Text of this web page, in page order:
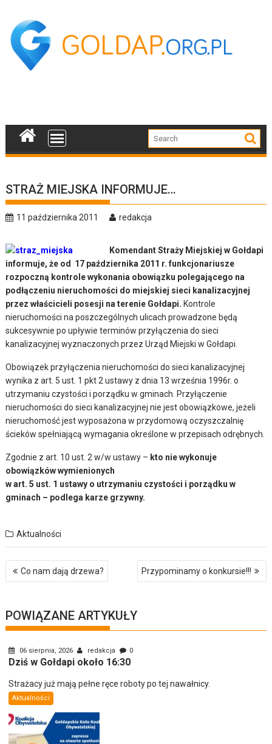
content
STRAŻ MIEJSKA INFORMUJE…
11 października 2011 redakcja
Komendant Straży Miejskiej w Gołdapi
informuje, że od 17 października 2011 r. funkcjonariusze
rozpoczną kontrole wykonania obowiązku polegającego na
podłączeniu nieruchomości do miejskiej sieci kanalizacyjnej
przez właścicieli posesji na terenie Gołdapi.Kontrole
nieruchomości na poszczególnych ulicach prowadzone będą
sukcesywnie po upływie terminów przyłączenia do sieci
kanalizacyjnej wyznaczonych przez Urząd Miejski w Gołdapi.
Obowiązek przyłączenia nieruchomości do sieci kanalizacyjnej
wynika z art. 5 ust. 1 pkt 2 ustawy z dnia 13 września 1996r. o
utrzymaniu czystości i porządku w gminach. Przyłączenie
nieruchomości do sieci kanalizacyjnej nie jest obowiązkowe, jeżeli
nieruchomość jest wyposażona w przydomową oczyszczalnię
ścieków spełniającą wymagania określone w przepisach odrębnych.
Zgodnie z art. 10 ust. 2 w/w ustawy – kto nie wykonuje
obowiązków wymienionych
w art. 5 ust. 1 ustawy o utrzymaniu czystości i porządku w
gminach – podlega karze grzywny.
Aktualności
Nawigacja
wpisu
Co nam dają drzewa? Przypominamy o konkursie!!!
POWIĄZANE ARTYKUŁY
06 sierpnia, 2026 redakcja 0
Dziś w Gołdapi około 16:30
Strażacy już mają pełne ręce roboty po tej nawałnicy.
Aktualności